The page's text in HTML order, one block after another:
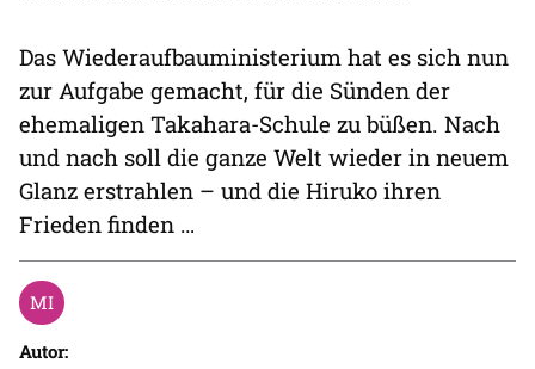
Das Wiederaufbauministerium hat es sich nun
zur Aufgabe gemacht, für die Sünden der
ehemaligen Takahara-Schule zu büßen. Nach
und nach soll die ganze Welt wieder in neuem
Glanz erstrahlen – und die Hiruko ihren
Frieden finden …
Autor: